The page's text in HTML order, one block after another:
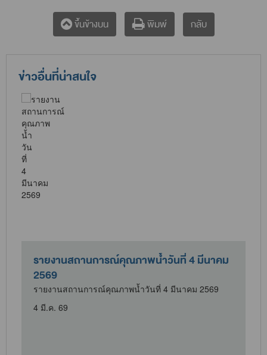
ขึ้นข้างบน พิมพ์ กลับ
ข่าวอื่นที่น่าสนใจ
รายงานสถานการณ์คุณภาพน้ำวันที่ 4 มีนาคม
2569
รายงานสถานการณ์คุณภาพน้ำวันที่ 4 มีนาคม 2569
4 มี.ค. 69